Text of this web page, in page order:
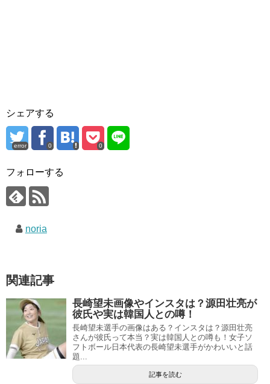
シェアする
error 0 0
フォローする
noria
関連記事
長崎望未画像やインスタは？源田壮亮が
彼氏や実は韓国人との噂！
長崎望未選手の画像はある？インスタは？源田壮亮
さんが彼氏って本当？実は韓国人との噂も！女子ソ
フトボール日本代表の長崎望未選手がかわいいと話
題...
記事を読む